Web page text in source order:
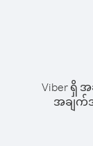
Viber ရှိ
အချက်